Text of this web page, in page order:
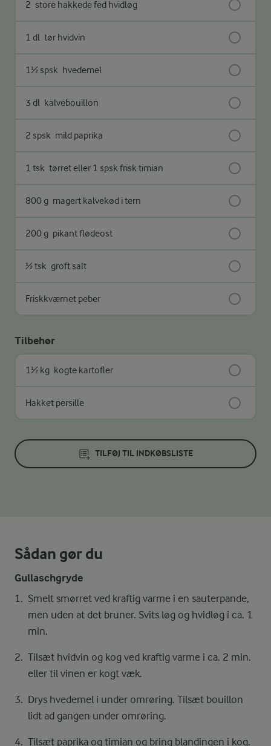
2 store hakkede fed hvidløg
1 dl tør hvidvin
1½ spsk hvedemel
3 dl kalvebouillon
2 spsk mild paprika
1 tsk tørret eller 1 spsk frisk timian
800 g magert kalvekød i tern
200 g pikant flødeost
½ tsk groft salt
Friskkværnet peber
Tilbehør
1½ kg kogte kartofler
Hakket persille
TILFØJ TIL INDKØBSLISTE
Sådan gør du
Gullaschgryde
Smelt smørret ved kraftig varme i en sauterpande,
men uden at det bruner. Svits løg og hvidløg i ca. 1
min.
Tilsæt hvidvin og kog ved kraftig varme i ca. 2 min.
eller til vinen er kogt væk.
Drys hvedemel i under omrøring. Tilsæt bouillon
lidt ad gangen under omrøring.
Tilsæt paprika og timian og bring blandingen i kog.